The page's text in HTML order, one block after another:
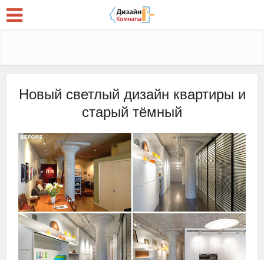
Новый светлый дизайн квартиры и
старый тёмный